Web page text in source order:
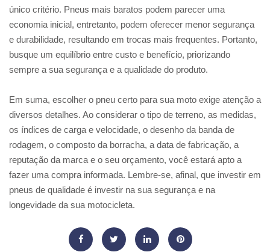
único critério. Pneus mais baratos podem parecer uma
economia inicial, entretanto, podem oferecer menor segurança
e durabilidade, resultando em trocas mais frequentes. Portanto,
busque um equilíbrio entre custo e benefício, priorizando
sempre a sua segurança e a qualidade do produto.
Em suma, escolher o pneu certo para sua moto exige atenção a
diversos detalhes. Ao considerar o tipo de terreno, as medidas,
os índices de carga e velocidade, o desenho da banda de
rodagem, o composto da borracha, a data de fabricação, a
reputação da marca e o seu orçamento, você estará apto a
fazer uma compra informada. Lembre-se, afinal, que investir em
pneus de qualidade é investir na sua segurança e na
longevidade da sua motocicleta.